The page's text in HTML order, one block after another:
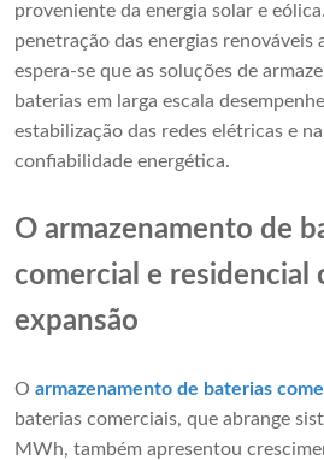
proveniente da energia solar e
penetração das energias renováveis
espera-se que as soluções de
baterias em larga escala
estabilização das redes elétricas e
confiabilidade energética.
O armazenamento de
comercial e residencial
expansão
O armazenamento de baterias
baterias comerciais, que abrange
MWh, também apresentou